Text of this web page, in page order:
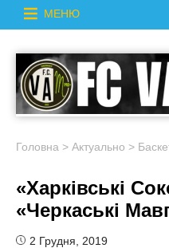
МЕНЮ
Головна > Актуально >
«Харківські
«Черкаські
2 Грудня, 2019